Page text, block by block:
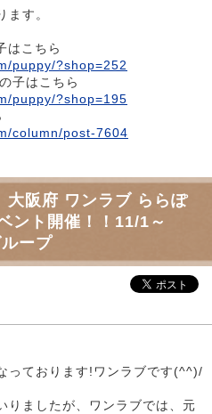
ます。
はこちら
puppy/?shop=252
子はこちら
puppy/?shop=195
column/post-7604
大阪府 ワンラブ ららぽ
ント開催！！11/1～
ープ
っております!ワンラブです(^^)/
りましたが、ワンラブでは、元